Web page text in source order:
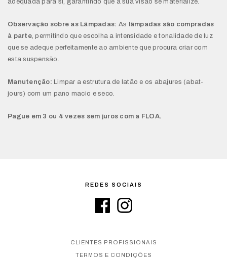
Observação sobre as Lâmpadas: As lâmpadas são compradas
à parte, permitindo que escolha a intensidade e tonalidade de luz
que se adeque perfeitamente ao ambiente que procura criar com
esta suspensão.
Manutenção: Limpar a estrutura de latão e os abajures (abat-
jours) com um pano macio e seco.
Pague em 3 ou 4 vezes sem juros com a FLOA.
REDES SOCIAIS
CLIENTES PROFISSIONAIS
TERMOS E CONDIÇÕES